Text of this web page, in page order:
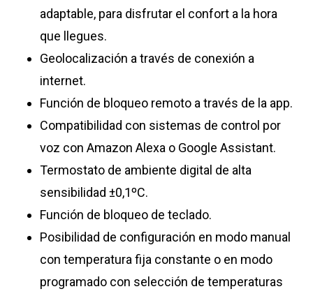
adaptable, para disfrutar el confort a la hora
que llegues.
Geolocalización a través de conexión a
internet.
Función de bloqueo remoto a través de la app.
Compatibilidad con sistemas de control por
voz con Amazon Alexa o Google Assistant.
Termostato de ambiente digital de alta
sensibilidad ±0,1ºC.
Función de bloqueo de teclado.
Posibilidad de configuración en modo manual
con temperatura fija constante o en modo
programado con selección de temperaturas